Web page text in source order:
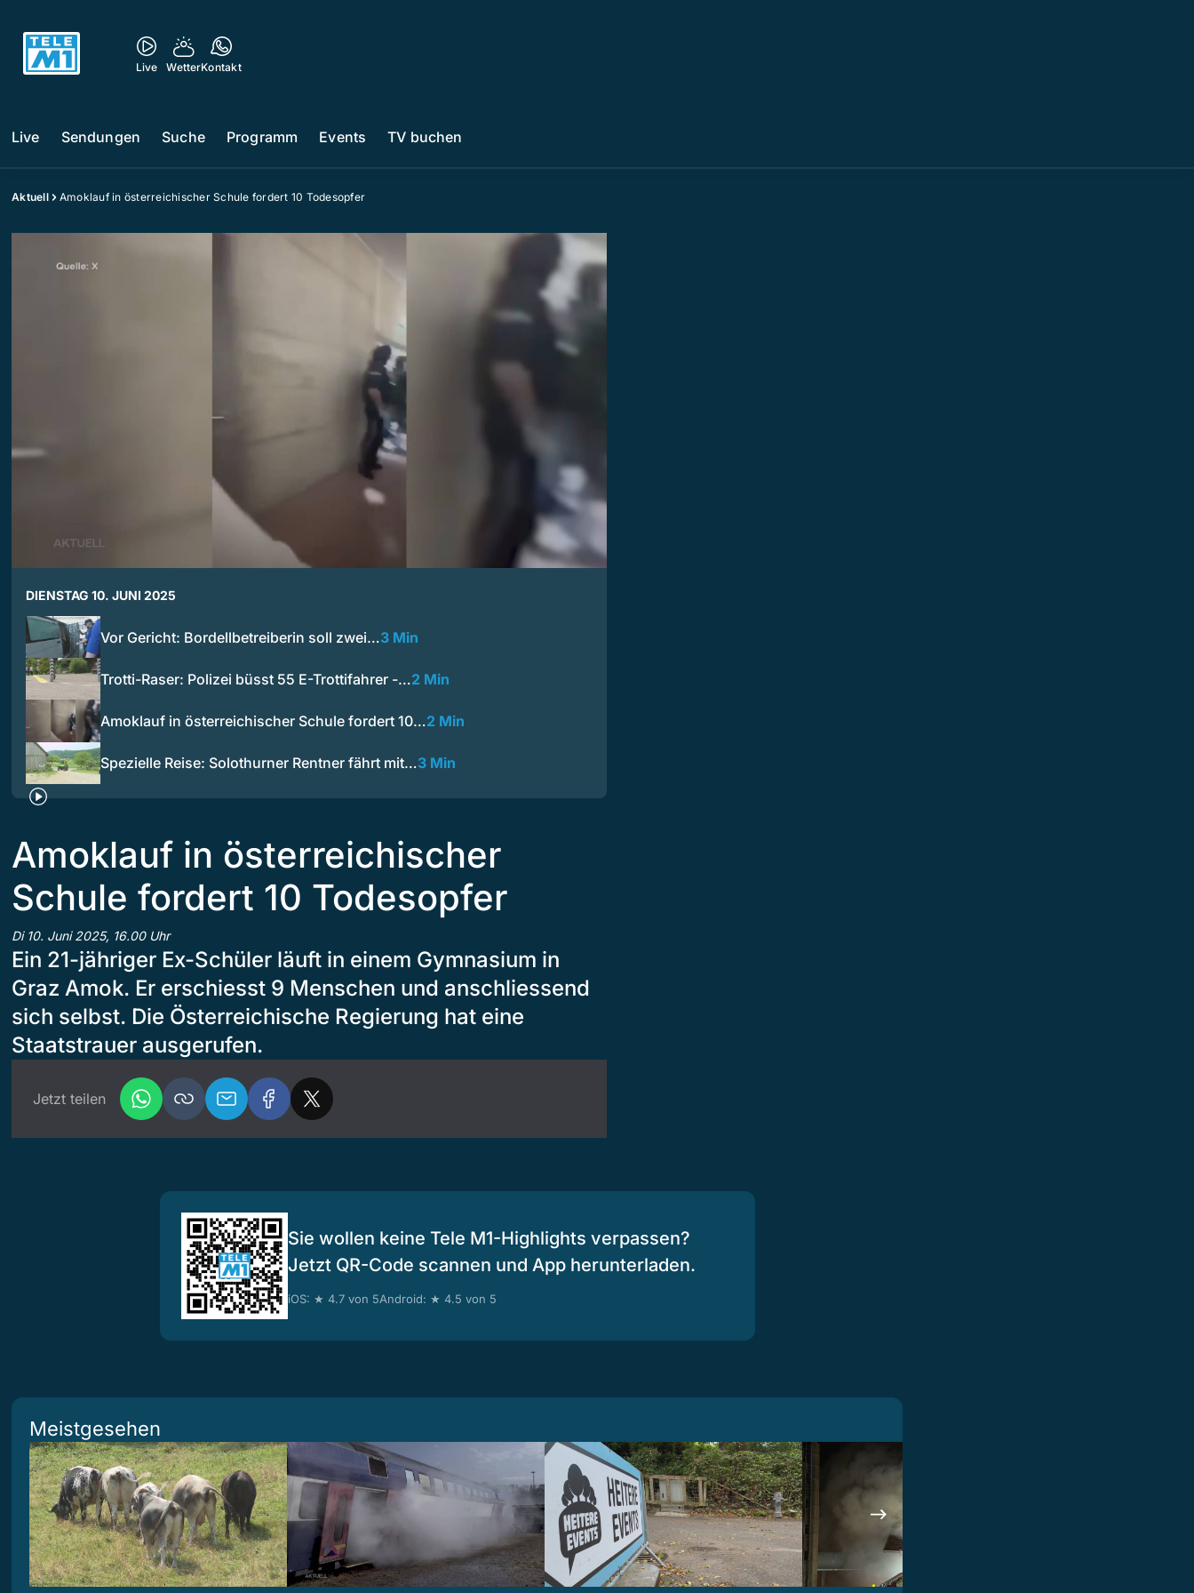
Live WetterKontakt
Live Sendungen Suche Programm Events TV buchen
Aktuell Amoklauf in österreichischer Schule fordert 10 Todesopfer
DIENSTAG 10. JUNI 2025
Vor Gericht: Bordellbetreiberin soll zwei…3 Min
Trotti-Raser: Polizei büsst 55 E-Trottifahrer -…2 Min
Amoklauf in österreichischer Schule fordert 10…2 Min
Spezielle Reise: Solothurner Rentner fährt mit…3 Min
Amoklauf in österreichischer
Schule fordert 10 Todesopfer
Di 10. Juni 2025, 16.00 Uhr
Ein 21-jähriger Ex-Schüler läuft in einem Gymnasium in
Graz Amok. Er erschiesst 9 Menschen und anschliessend
sich selbst. Die Österreichische Regierung hat eine
Staatstrauer ausgerufen.
Jetzt teilen
Sie wollen keine Tele M1-Highlights verpassen?
Jetzt QR-Code scannen und App herunterladen.
iOS: ★ 4.7 von 5Android: ★ 4.5 von 5
Meistgesehen